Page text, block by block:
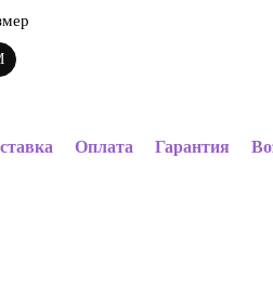
Оплата Гарантия